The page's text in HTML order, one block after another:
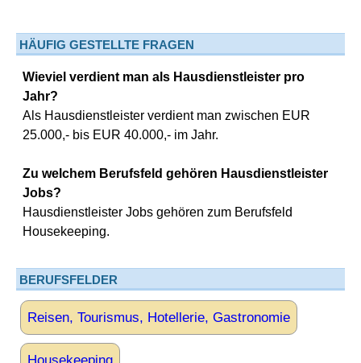
HÄUFIG GESTELLTE FRAGEN
Wieviel verdient man als Hausdienstleister pro
Jahr?
Als Hausdienstleister verdient man zwischen EUR
25.000,- bis EUR 40.000,- im Jahr.
Zu welchem Berufsfeld gehören Hausdienstleister
Jobs?
Hausdienstleister Jobs gehören zum Berufsfeld
Housekeeping.
BERUFSFELDER
Reisen, Tourismus, Hotellerie, Gastronomie